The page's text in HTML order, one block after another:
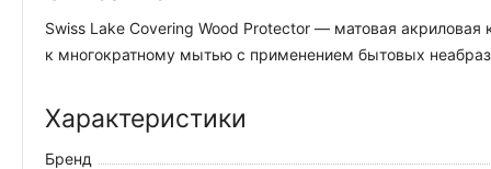
Swiss Lake Covering Wood Protector — матовая
к многократному мытью с применением бытовых
Характеристики
Бренд